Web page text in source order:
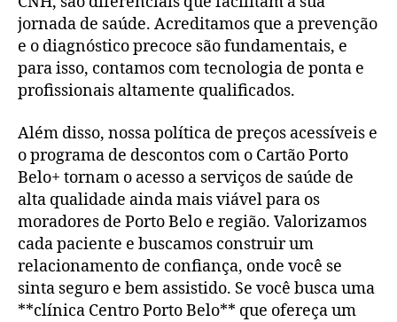
jornada de saúde. Acreditamos que a prevenção
e o diagnóstico precoce são fundamentais, e
para isso, contamos com tecnologia de ponta e
profissionais altamente qualificados.
Além disso, nossa política de preços acessíveis e
o programa de descontos com o Cartão Porto
Belo+ tornam o acesso a serviços de saúde de
alta qualidade ainda mais viável para os
moradores de Porto Belo e região. Valorizamos
cada paciente e buscamos construir um
relacionamento de confiança, onde você se
sinta seguro e bem assistido. Se você busca uma
**clínica Centro Porto Belo** que ofereça um